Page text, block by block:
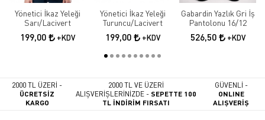
Yönetici İkaz Yeleği
Sarı/Lacivert
199,00 +KDV
Yönetici İkaz Yeleği
Turuncu/Lacivert
199,00 +KDV
Gabardin Yazlık Gri İş
Pantolonu 16/12
526,50 +KDV
2000 TL ÜZERİ -
ÜCRETSİZ
KARGO
2000 TL VE ÜZERİ
ALIŞVERİŞLERİNİZDE -SEPETTE 100
TL İNDİRİM FIRSATI
GÜVENLİ -
ONLINE
ALIŞVERİŞ